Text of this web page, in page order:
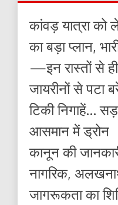
कांवड़ यात्रा को
का बड़ा प्लान,
—इन रास्तों से
जायरीनों से पटा
टिकी निगाहें…
आसमान में ड्रोन
कानून की
नागरिक,
जागरूकता का